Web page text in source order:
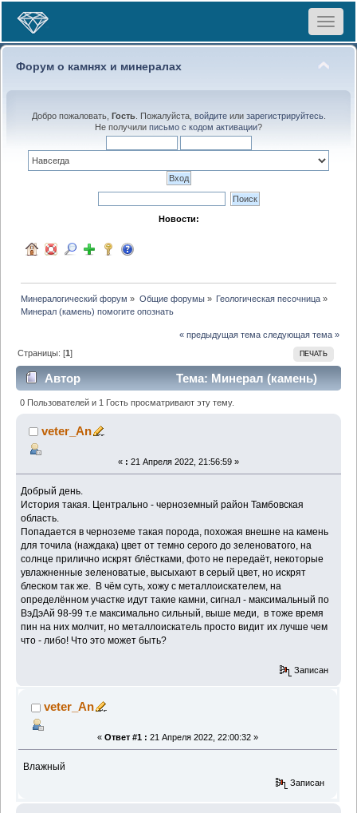
Toggle
Форум о камнях и минералах
Добро пожаловать, Гость. Пожалуйста, войдитеили зарегистрируйтесь.
Не получили письмо с кодом активации?
Новости:
Минералогический форум » Общие форумы» Геологическая песочница»
Минерал (камень) помогите опознать
« предыдущая тема следующая тема »
ПЕЧАТЬ
Страницы: [1]
Автор
Тема: Минерал (камень)
помогите опознать (Прочитано 1867 раз)
0 Пользователей и 1 Гость просматривают эту тему.
veter_An
« : 21 Апреля 2022, 21:56:59 »
Добрый день.
История такая. Центрально - черноземный район Тамбовская
область.
Попадается в черноземе такая порода, похожая внешне на камень
для точила (наждака) цвет от темно серого до зеленоватого, на
солнце прилично искрят блёстками, фото не передаёт, некоторые
увлажненные зеленоватые, высыхают в серый цвет, но искрят
блеском так же. В чём суть, хожу с металлоискателем, на
определённом участке идут такие камни, сигнал - максимальный по
ВэДэАй 98-99 т.е максимально сильный, выше меди, в тоже время
пин на них молчит, но металлоискатель просто видит их лучше чем
что - либо! Что это может быть?
Записан
veter_An
« Ответ #1 : 21 Апреля 2022, 22:00:32 »
Влажный
Записан